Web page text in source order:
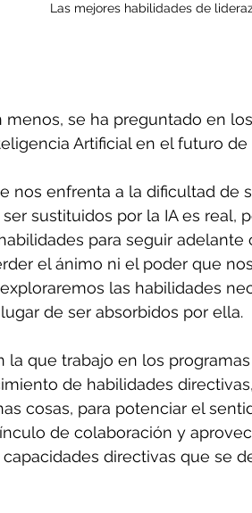
Las mejores habilidades de
menos, se ha preguntado en
Artificial en el futuro de
nos enfrenta a la dificultad de
ser sustituidos por la IA es real,
para seguir
el ánimo ni el poder que
las habilidades
de ser absorbidos por ella.
la que trabajo en los
de habilidades
cosas, para potenciar el
de colaboración y
directivas que se